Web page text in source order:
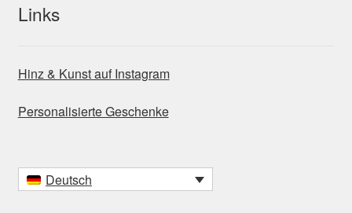
Links
Hinz & Kunst auf Instagram
Personalisierte Geschenke
Deutsch